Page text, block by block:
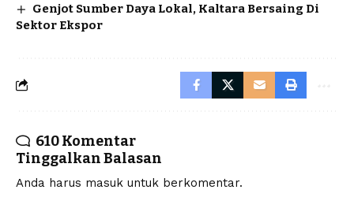
Genjot Sumber Daya Lokal, Kaltara Bersaing Di
Sektor Ekspor
610 Komentar
Tinggalkan Balasan
Anda harus masuk untuk berkomentar.